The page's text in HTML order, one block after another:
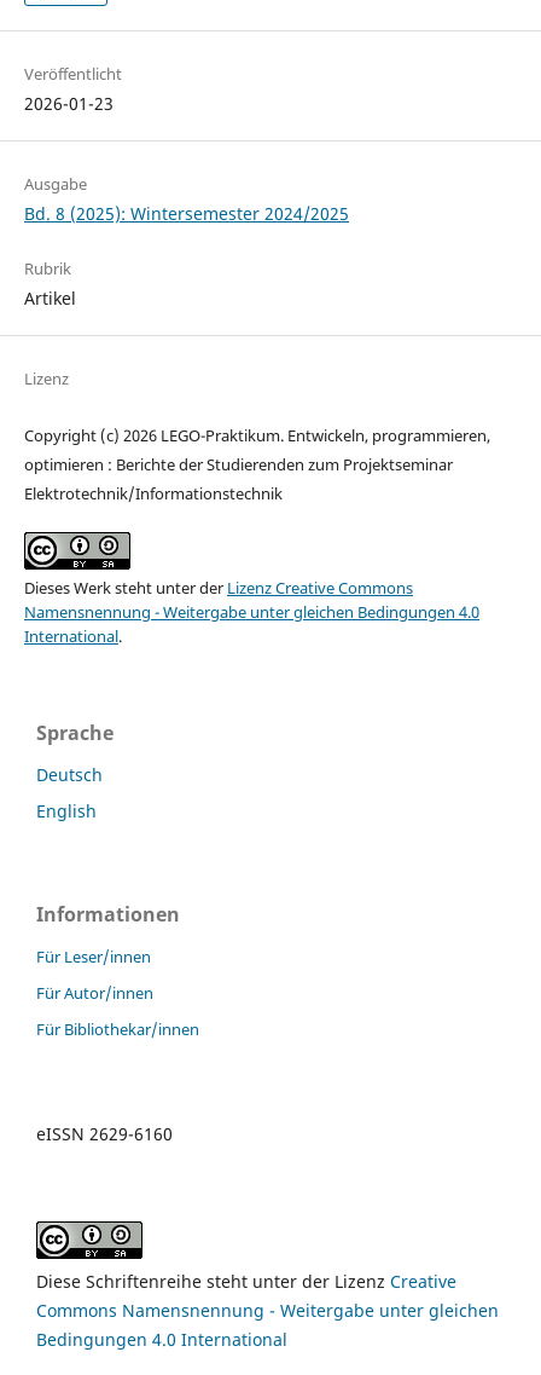
Veröffentlicht
2026-01-23
Ausgabe
Bd. 8 (2025): Wintersemester 2024/2025
Rubrik
Artikel
Lizenz
Copyright (c) 2026 LEGO-Praktikum. Entwickeln, programmieren,
optimieren : Berichte der Studierenden zum Projektseminar
Elektrotechnik/Informationstechnik
Dieses Werk steht unter der Lizenz Creative Commons
Namensnennung - Weitergabe unter gleichen Bedingungen 4.0
International.
Sprache
Deutsch
English
Informationen
Für Leser/innen
Für Autor/innen
Für Bibliothekar/innen
eISSN 2629-6160
Diese Schriftenreihe steht unter der Lizenz Creative
Commons Namensnennung - Weitergabe unter gleichen
Bedingungen 4.0 International